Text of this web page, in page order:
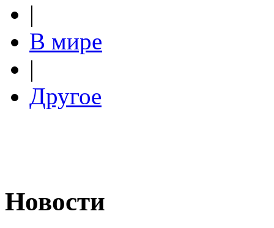
|
В мире
|
Другое
Новости